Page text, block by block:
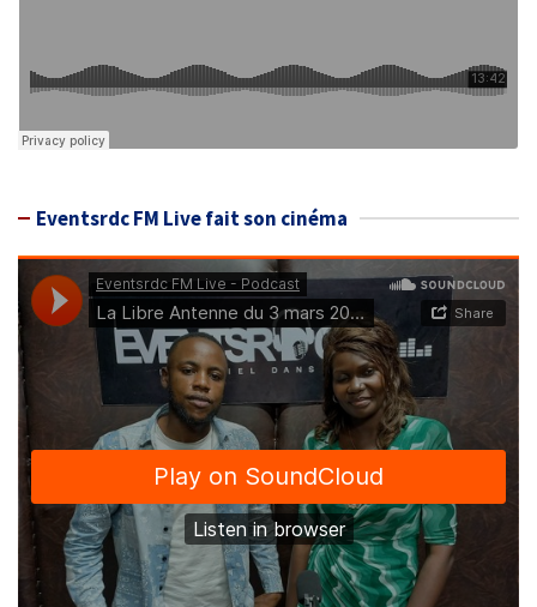
Eventsrdc FM Live fait son cinéma